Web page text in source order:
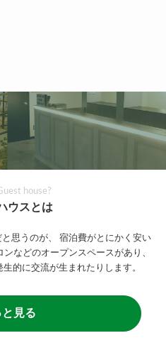
house?
ウスとは
思うのが、
宿泊費がとにかく安い
などのオープンスペースがあり、
的に交流が生まれたりします。
と見る